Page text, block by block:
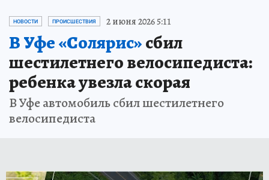
НОВОСТИ ПРОИСШЕСТВИЯ 2 июня 2026 5:11
В Уфе «Солярис»сбил
шестилетнего велосипедиста:
ребенка увезла скорая
В Уфе автомобиль сбил шестилетнего
велосипедиста